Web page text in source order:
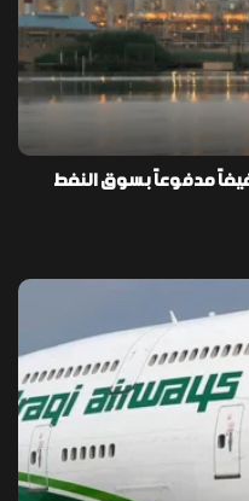
مدفوعاً بسوق النفط